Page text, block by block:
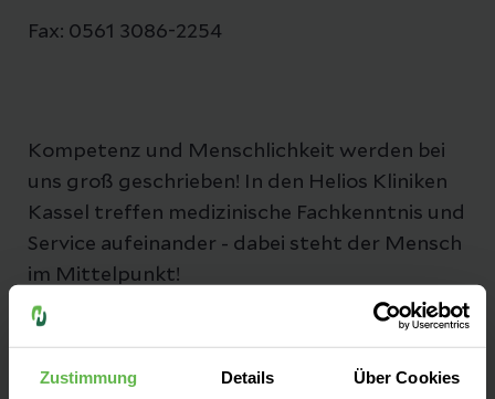
Zustimmung Details Über Cookies
Fax: 0561 3086-2254
Kompetenz und Menschlichkeit werden bei
uns groß geschrieben! In den Helios Kliniken
Kassel treffen medizinische Fachkenntnis und
Service aufeinander - dabei steht der Mensch
im Mittelpunkt!